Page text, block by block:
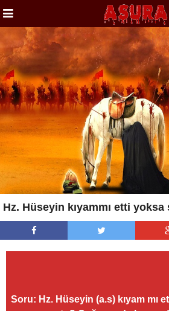
Hz. Hüseyin kıyammı etti yoksa
Soru: Hz. Hüseyin (a.s) kıyam mı